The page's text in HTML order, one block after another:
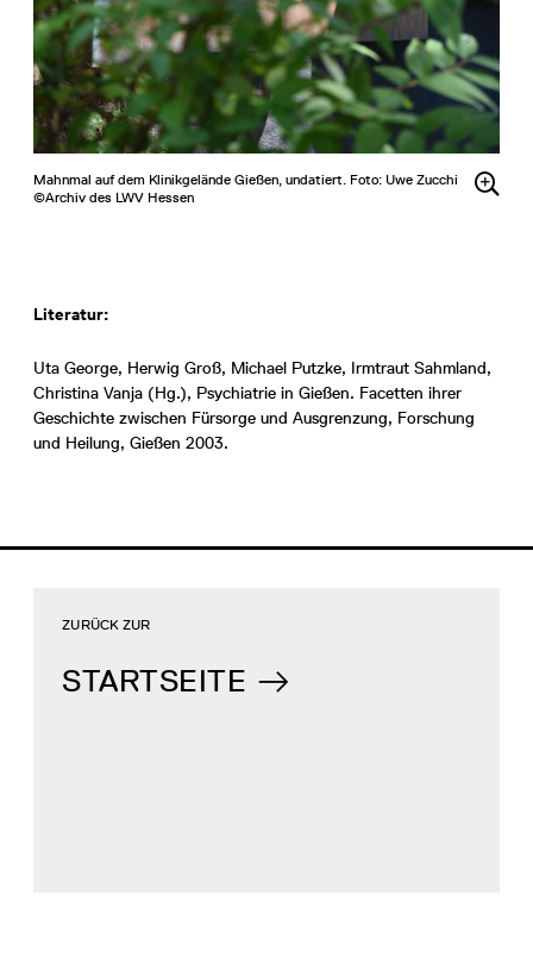
Mahnmal auf dem Klinikgelände Gießen, undatiert. Foto: Uwe Zucchi
©Archiv des LWV Hessen
Literatur:
Uta George, Herwig Groß, Michael Putzke, Irmtraut Sahmland,
Christina Vanja (Hg.), Psychiatrie in Gießen. Facetten ihrer
Geschichte zwischen Fürsorge und Ausgrenzung, Forschung
und Heilung, Gießen 2003.
STARTSEITE
ZURÜCK ZUR